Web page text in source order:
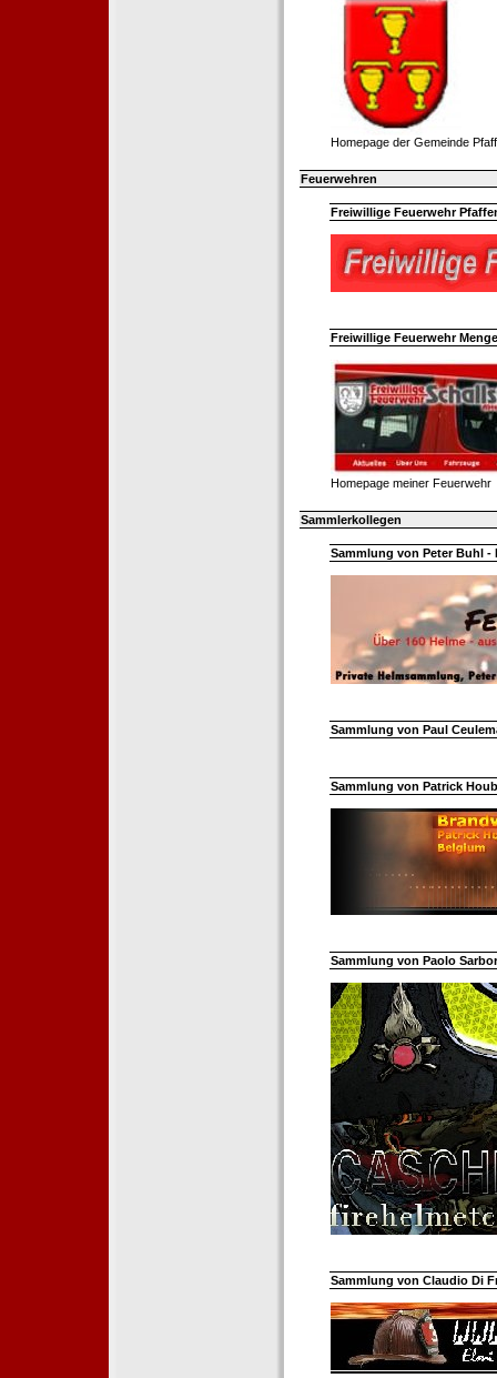
Homepage der Gemeinde
Feuerwehren
Freiwillige Feuerwehr
Freiwillige Feuerwehr
Homepage meiner Feuerwehr
Sammlerkollegen
Sammlung von Peter Buhl -
Sammlung von Paul
Sammlung von Patrick
Sammlung von Paolo
Sammlung von Claudio Di